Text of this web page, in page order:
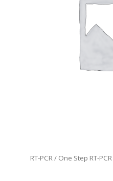
RT-PCR/ One Step RT-PCR